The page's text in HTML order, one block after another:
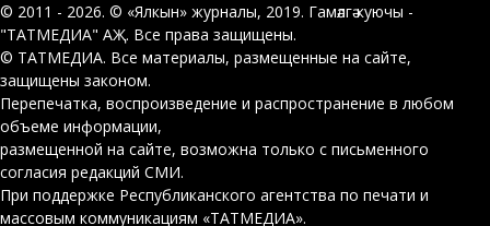
© 2011 - 2026. © «Ялкын» журналы, 2019. Гамәлгә куючы -
"ТАТМЕДИА" АҖ. Все права защищены.
© ТАТМЕДИА. Все материалы, размещенные на сайте,
защищены законом.
Перепечатка, воспроизведение и распространение в любом
объеме информации,
размещенной на сайте, возможна только с письменного
согласия редакций СМИ.
При поддержке Республиканского агентства по печати и
массовым коммуникациям «ТАТМЕДИА».